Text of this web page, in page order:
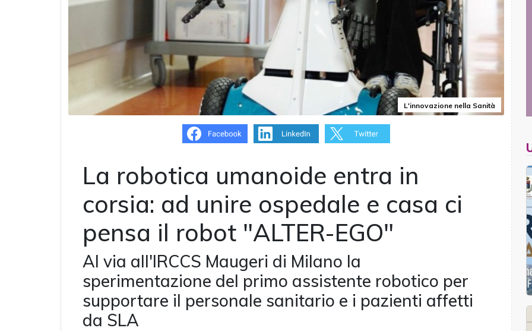
L'innovazione nella Sanità
La robotica umanoide entra in
corsia: ad unire ospedale e casa ci
pensa il robot "ALTER-EGO"
Al via all'IRCCS Maugeri di Milano la
sperimentazione del primo assistente robotico per
supportare il personale sanitario e i pazienti affetti
da SLA